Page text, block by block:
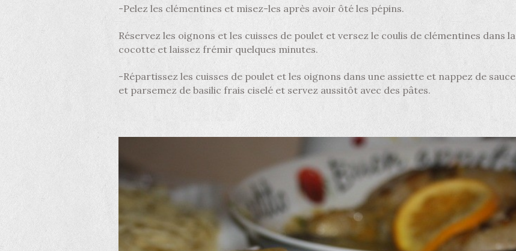
-Pelez les clémentines et misez-les après avoir ôté les pépins.
Réservez les oignons et les cuisses de poulet et versez le coulis de clémentines dans la
cocotte et laissez frémir quelques minutes.
-Répartissez les cuisses de poulet et les oignons dans une assiette et nappez de sauce
et parsemez de basilic frais ciselé et servez aussitôt avec des pâtes.